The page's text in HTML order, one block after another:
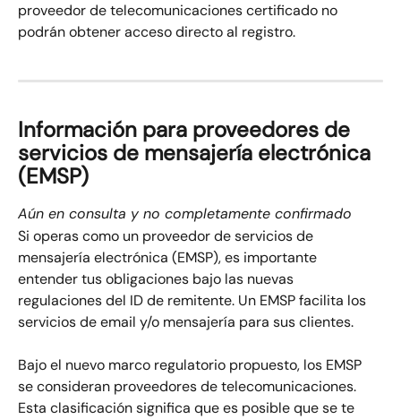
proveedor de telecomunicaciones certificado no
podrán obtener acceso directo al registro.
Información para proveedores de
servicios de mensajería electrónica
(EMSP)
Aún en consulta y no completamente confirmado
Si operas como un proveedor de servicios de
mensajería electrónica (EMSP), es importante
entender tus obligaciones bajo las nuevas
regulaciones del ID de remitente. Un EMSP facilita los
servicios de email y/o mensajería para sus clientes.
Bajo el nuevo marco regulatorio propuesto, los EMSP
se consideran proveedores de telecomunicaciones.
Esta clasificación significa que es posible que se te